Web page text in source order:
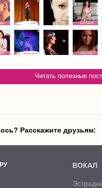
Читать полезные
Расскажите друзьям:
ВОКАЛ